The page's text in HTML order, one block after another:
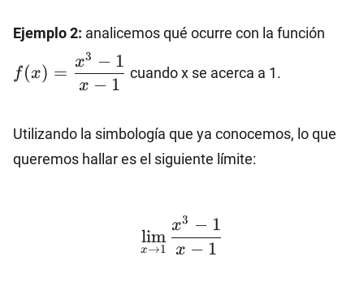
Ejemplo 2: analicemos qué ocurre con la función
f(x) =
x − 1
x3 − 1
cuando x se acerca a 1.
Utilizando la simbología que ya conocemos, lo que
queremos hallar es el siguiente límite:
\lim_{x\to 1}
x→1
lim
x − 1
x3 − 1